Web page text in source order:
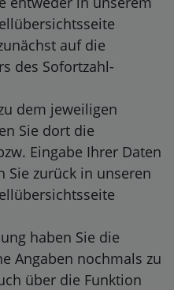
auf die
des Sofortzahl-
dem jeweiligen
Sie dort die
Eingabe Ihrer Daten
Sie zurück in unseren
haben Sie die
Angaben nochmals zu
über die Funktion